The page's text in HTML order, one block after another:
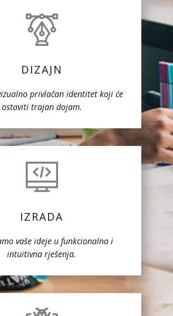
DIZAJN
privlačan identitet koji će
ostaviti trajan dojam.
IZRADA
vaše ideje u funkcionalna i
intuitivna rješenja.